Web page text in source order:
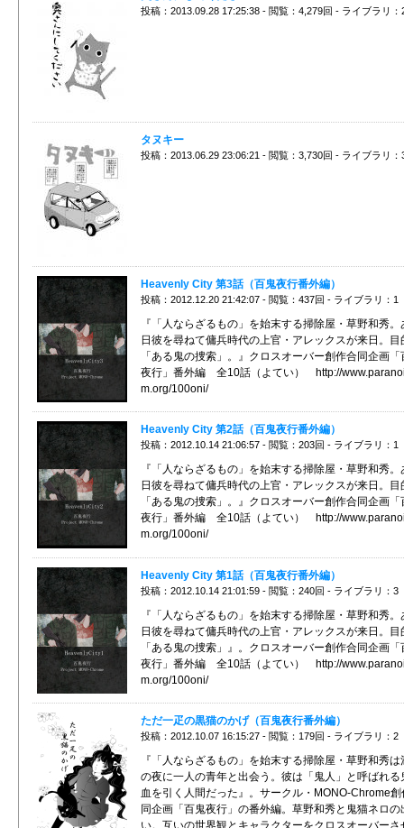
投稿：2013.09.28 17:25:38 - 閲覧：4,279回 - ライブラリ：
タヌキー
投稿：2013.06.29 23:06:21 - 閲覧：3,730回 - ライブラリ：
Heavenly City 第3話（百鬼夜行番外編）
投稿：2012.12.20 21:42:07 - 閲覧：437回 - ライブラリ：1
『「人ならざるもの」を始末する掃除屋・草野和秀。
日彼を尋ねて傭兵時代の上官・アレックスが来日。目
「ある鬼の捜索」。』クロスオーバー創作合同企画「
夜行」番外編 全10話（よてい） http://
m.org/100oni/
Heavenly City 第2話（百鬼夜行番外編）
投稿：2012.10.14 21:06:57 - 閲覧：203回 - ライブラリ：1
『「人ならざるもの」を始末する掃除屋・草野和秀。
日彼を尋ねて傭兵時代の上官・アレックスが来日。目
「ある鬼の捜索」。』クロスオーバー創作合同企画「
夜行」番外編 全10話（よてい） http://
m.org/100oni/
Heavenly City 第1話（百鬼夜行番外編）
投稿：2012.10.14 21:01:59 - 閲覧：240回 - ライブラリ：3
『「人ならざるもの」を始末する掃除屋・草野和秀。
日彼を尋ねて傭兵時代の上官・アレックスが来日。目
「ある鬼の捜索」』。クロスオーバー創作合同企画「
夜行」番外編 全10話（よてい） http://
m.org/100oni/
ただ一疋の黒猫のかげ（百鬼夜行番外編）
投稿：2012.10.07 16:15:27 - 閲覧：179回 - ライブラリ：2
『「人ならざるもの」を始末する掃除屋・草野和秀は
の夜に一人の青年と出会う。彼は「鬼人」と呼ばれる
血を引く人間だった』。サークル・MONO-Chrome創
同企画「百鬼夜行」の番外編。草野和秀と鬼猫ネロの
い。互いの世界観とキャラクターをクロスオーバーさ